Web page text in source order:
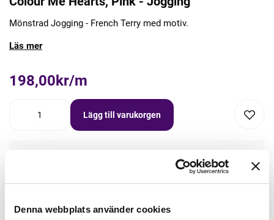
Denna webbplats använder cookies
Mönstrad Jogging - French Terry med motiv.
Läs mer
198,00kr/m
Lägg till varukorgen
Lägg först önskad mängd i varukorgen,
välj sedan matchande tillbehör
Tråd matchande +45,00kr